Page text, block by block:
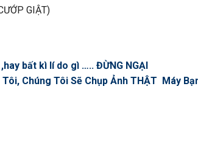
GIẬT)
bất kì lí do gì ….. ĐỪNG NGẠI
Chúng Tôi Sẽ Chụp Ảnh THẬT Máy